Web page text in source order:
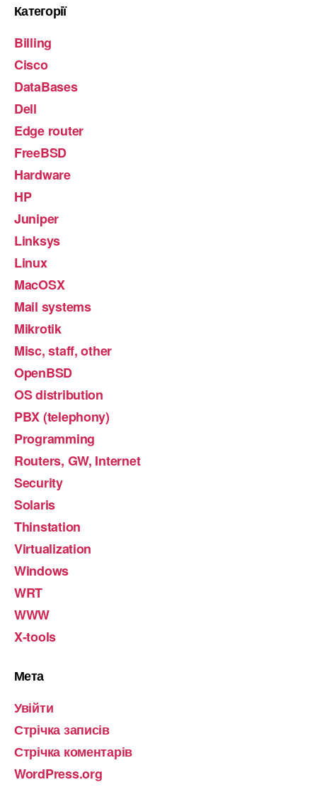
Категорії
Billing
Cisco
DataBases
Dell
Edge router
FreeBSD
Hardware
HP
Juniper
Linksys
Linux
MacOSX
Mail systems
Mikrotik
Misc, staff, other
OpenBSD
OS distribution
PBX (telephony)
Programming
Routers, GW, Internet
Security
Solaris
Thinstation
Virtualization
Windows
WRT
WWW
X-tools
Мета
Увійти
Стрічка записів
Стрічка коментарів
WordPress.org